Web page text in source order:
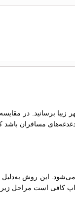
زیبا برسانید. در
مسافران باشد
این روش به‌دلیل
کافی است مراحل زیر